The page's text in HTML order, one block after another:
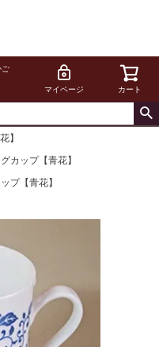
ご
マイページ カート
】
カップ【青花】
プ【青花】